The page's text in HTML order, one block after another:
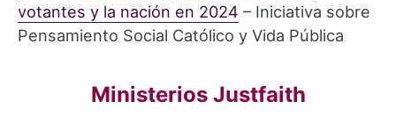
votantes y la nación en 2024 – Iniciativa sobre
Pensamiento Social Católico y Vida Pública
Ministerios Justfaith